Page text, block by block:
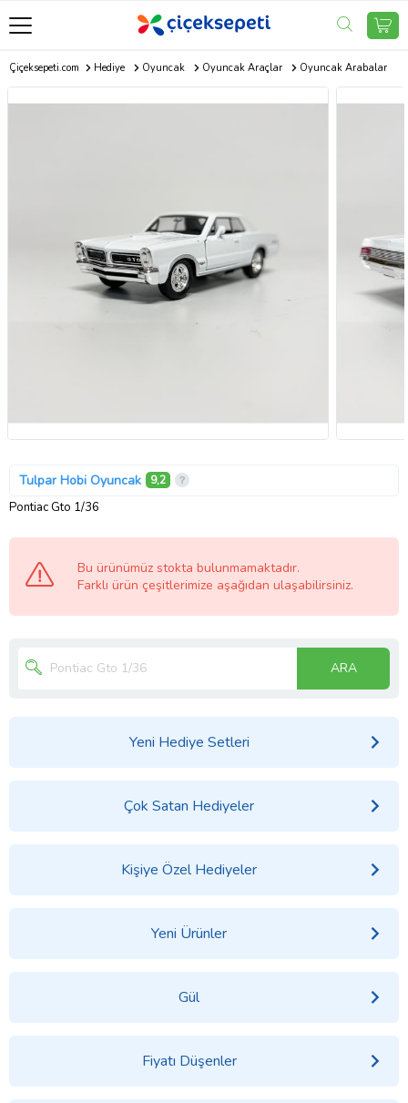
Çiçeksepeti.com Hediye Oyuncak Oyuncak Araçlar Oyuncak Arabalar
Tulpar Hobi Oyuncak 9,2
Pontiac Gto 1/36
Bu ürünümüz stokta bulunmamaktadır.
Farklı ürün çeşitlerimize aşağıdan ulaşabilirsiniz.
ARA
Yeni Hediye Setleri
Çok Satan Hediyeler
Kişiye Özel Hediyeler
Yeni Ürünler
Gül
Fiyatı Düşenler